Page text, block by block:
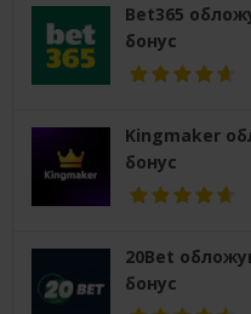
Bet365
бонус
Kingmaker
бонус
20Bet
бонус